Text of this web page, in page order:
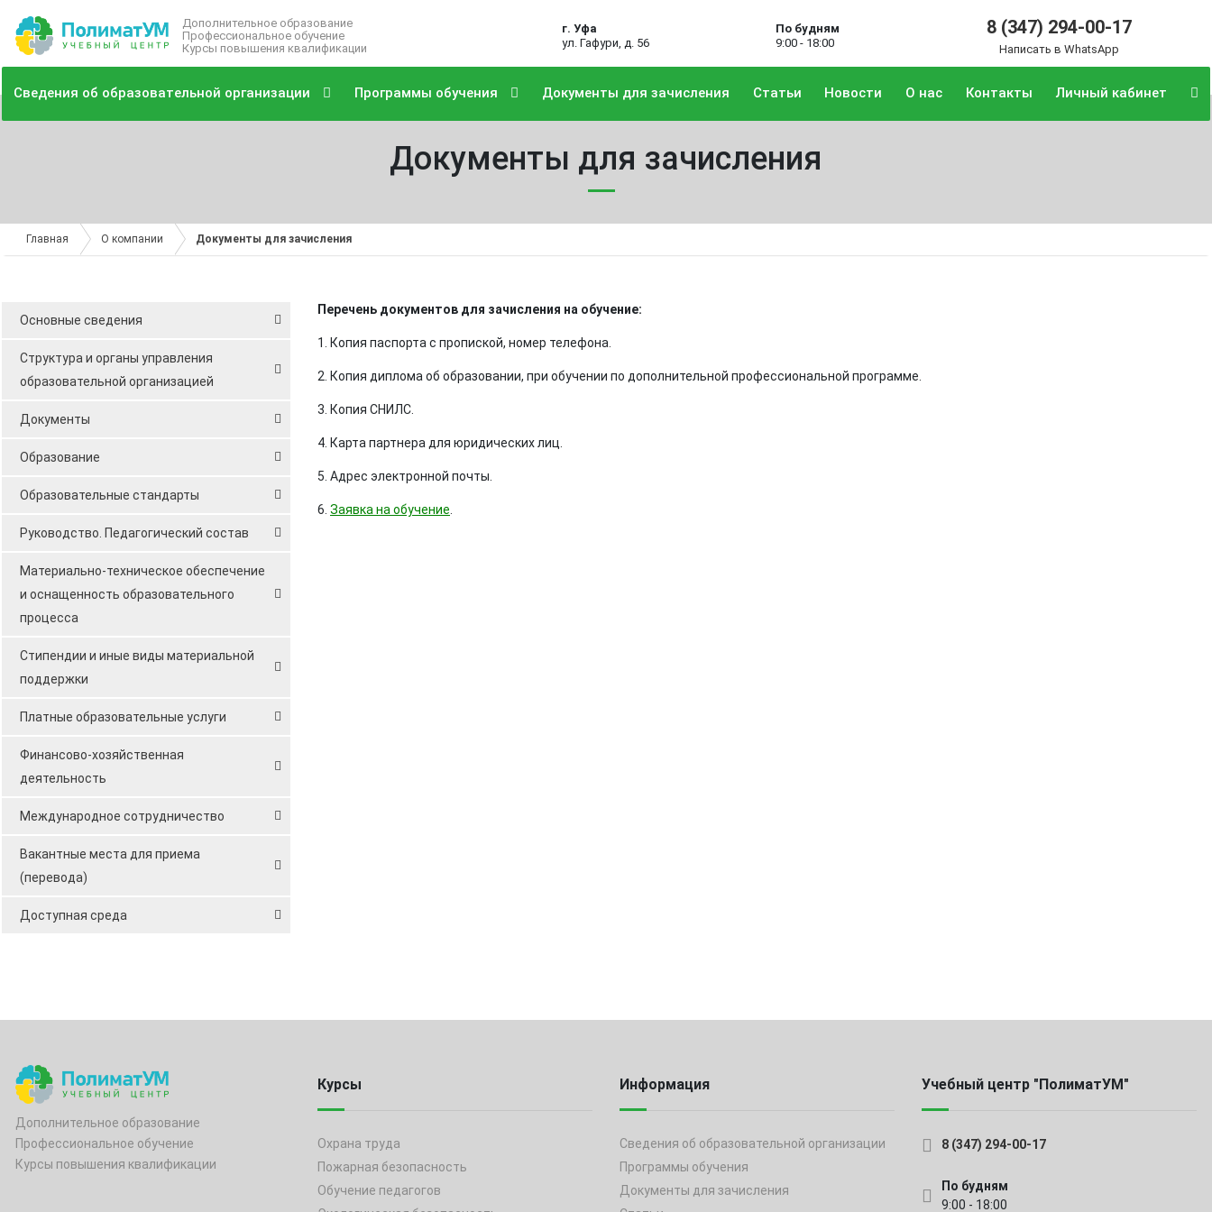
Дополнительное образование
Профессиональное обучение
Курсы повышения квалификации
г. Уфа
ул. Гафури, д. 56
По будням
9:00 - 18:00
8 (347) 294-00-17
Написать в WhatsApp
Сведения об образовательной организации Программы обучения Документы для зачисления Статьи Новости О нас Контакты Личный кабинет
Документы для зачисления
Главная О компании Документы для зачисления
Основные сведения
Структура и органы управления
образовательной организацией
Документы
Образование
Образовательные стандарты
Руководство. Педагогический состав
Материально-техническое обеспечение
и оснащенность образовательного
процесса
Стипендии и иные виды материальной
поддержки
Платные образовательные услуги
Финансово-хозяйственная
деятельность
Международное сотрудничество
Вакантные места для приема
(перевода)
Доступная среда
Перечень документов для зачисления на обучение:
1. Копия паспорта с пропиской, номер телефона.
2. Копия диплома об образовании, при обучении по дополнительной профессиональной программе.
3. Копия СНИЛС.
4. Карта партнера для юридических лиц.
5. Адрес электронной почты.
6. Заявка на обучение
Дополнительное образование
Профессиональное обучение
Курсы повышения квалификации
Курсы
Охрана труда
Пожарная безопасность
Обучение педагогов
Информация
Сведения об образовательной организации
Программы обучения
Документы для зачисления
Учебный центр "ПолиматУМ"
8 (347) 294-00-17
По будням
9:00 - 18:00